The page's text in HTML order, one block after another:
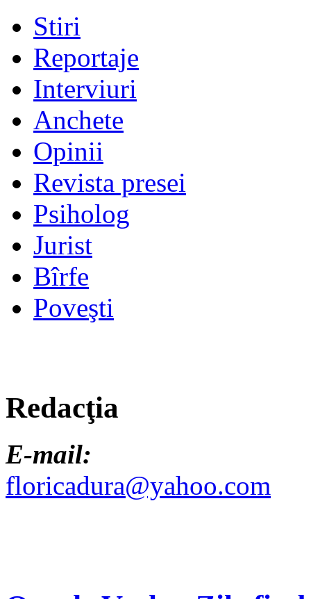
Stiri
Reportaje
Interviuri
Anchete
Opinii
Revista presei
Psiholog
Jurist
Bîrfe
Poveşti
Redacţia
E-mail:
floricadura@yahoo.com